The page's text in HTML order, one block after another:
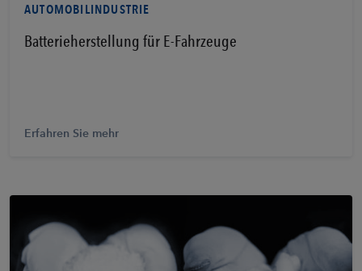
AUTOMOBILINDUSTRIE
Batterieherstellung für E-Fahrzeuge
Erfahren Sie mehr